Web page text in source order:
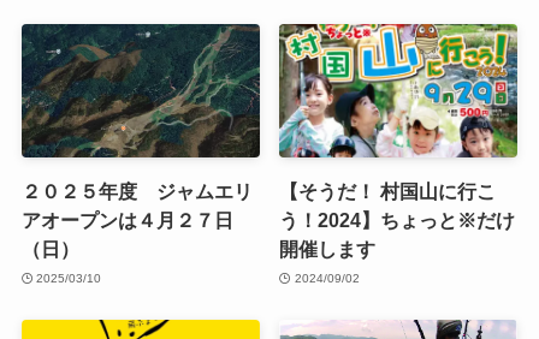
２０２５年度 ジャムエリ
アオープンは４月２７日
（日）
2025/03/10
【そうだ！ 村国山に行こ
う！2024】ちょっと※だけ
開催します
2024/09/02